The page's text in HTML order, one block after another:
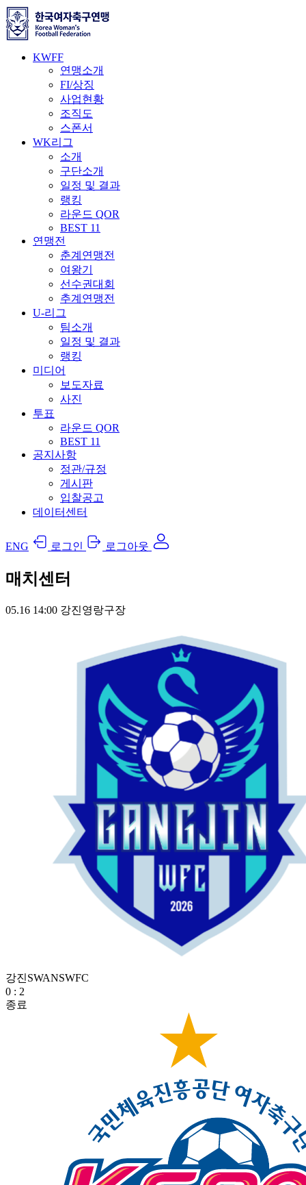
KWFF
연맹소개
FI/상징
사업현황
조직도
스폰서
WK리그
소개
구단소개
일정 및 결과
랭킹
라운드 QOR
BEST 11
연맹전
춘계연맹전
여왕기
선수권대회
추계연맹전
U-리그
팀소개
일정 및 결과
랭킹
미디어
보도자료
사진
투표
라운드 QOR
BEST 11
공지사항
정관/규정
게시판
입찰공고
데이터센터
ENG 로그인 로그아웃
매치센터
05.16 14:00 강진영랑구장
강진SWANSWFC
0 : 2
종료